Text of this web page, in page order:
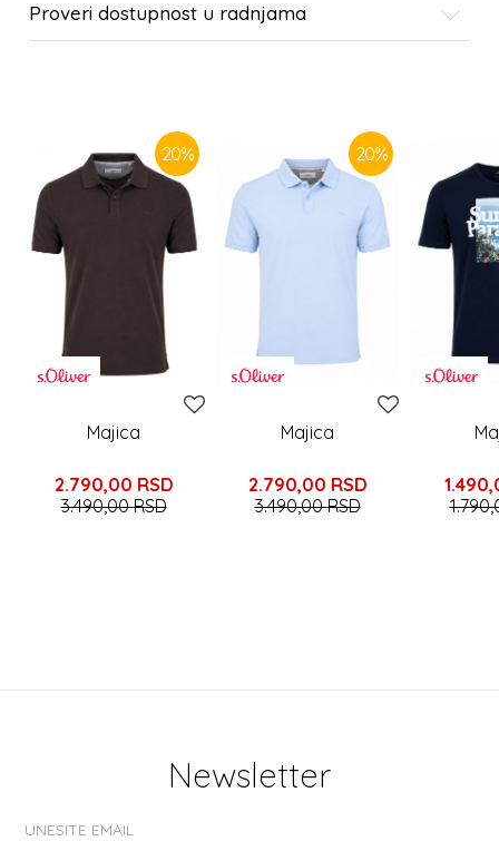
Proveri dostupnost u radnjama
20%
Majica
2.790,00 RSD
3.490,00RSD
20%
Majica
2.790,00 RSD
3.490,00RSD
Newsletter